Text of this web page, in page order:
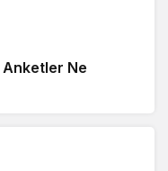
Anketler Ne